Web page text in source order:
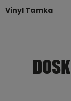
Vinyl Tamka